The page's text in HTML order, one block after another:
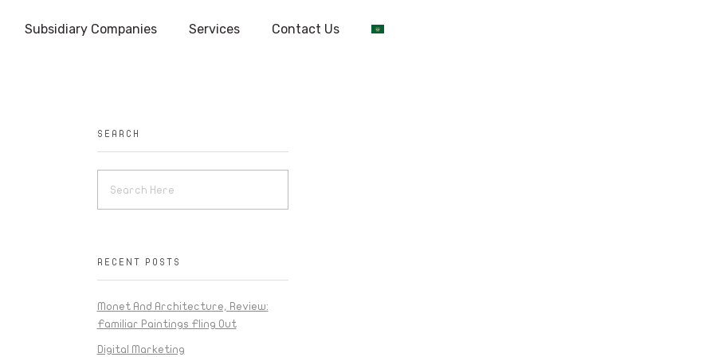
Subsidiary Companies Services Contact Us
SEARCH
RECENT POSTS
Monet And Architecture, Review:
Familiar Paintings Fling Out
Digital Marketing